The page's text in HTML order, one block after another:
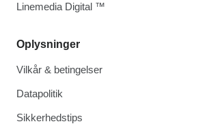
Oplysninger
Vilkår & betingelser
Datapolitik
Sikkerhedstips
Linemedia Digital ™